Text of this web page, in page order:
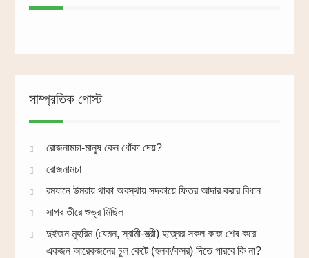
সাম্প্রতিক পোস্ট
রোজনামচা-মানুষ কেন ধোঁকা দেয়?
রোজনামচা
রমযানে উমরায় থাকা অবস্থায় সদকায়ে ফিতর আদার করার বিধান
সাগর তীরে শুভ্র মিছিল
দুইজন মুহরিম (যেমন, স্বামী-স্ত্রী) হজ্বের সকল কাজ শেষ করে
একজন আরেকজনের চুল কেটে (হলক/কসর) দিতে পারবে কি না?